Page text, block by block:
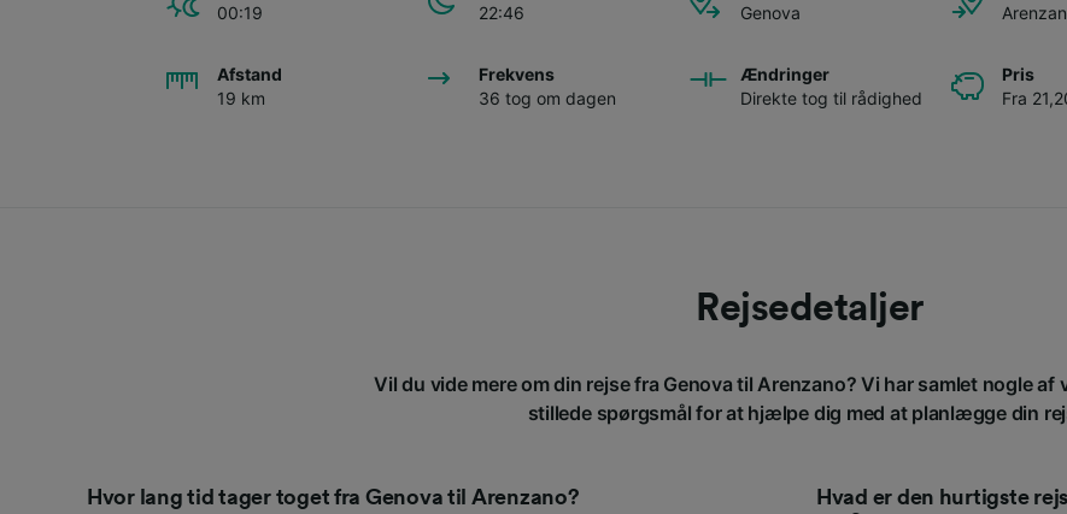
00:19
22:46
Genova
Afstand
19 km
Frekvens
36 tog om dagen
Ændringer
Direkte tog til rådighed
Pris
Fra
Rejsedetaljer
Vil du vide mere om din rejse fra Genova til Arenzano? Vi har samlet nogle
stillede spørgsmål for at hjælpe dig med at planlægge din
Hvor lang tid tager toget fra Genova til Arenzano?
Hvad er den hurtigste